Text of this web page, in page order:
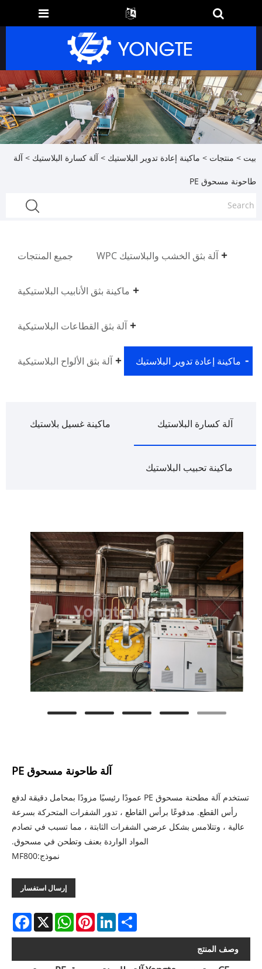
بيت > منتجات > ماكينة إعادة تدوير البلاستيك > آلة كسارة البلاستيك > آلة
طاحونة مسحوق PE
جميع المنتجات آلة بثق الخشب والبلاستيك WPC
ماكينة بثق الأنابيب البلاستيكية
آلة بثق القطاعات البلاستيكية
آلة بثق الألواح البلاستيكية ماكينة إعادة تدوير البلاستيك
آلة كسارة البلاستيك ماكينة غسيل بلاستيك
ماكينة تحبيب البلاستيك
آلة طاحونة مسحوق PE
تستخدم آلة مطحنة مسحوق PE عمودًا رئيسيًا مزودًا بمحامل دقيقة لدفع
رأس القطع. مدفوعًا برأس القاطع ، تدور الشفرات المتحركة بسرعة
عالية ، وتتلامس بشكل عرضي الشفرات الثابتة ، مما تسبب في تصادم
المواد الواردة بعنف وتطحن في مسحوق.
نموذج:MF800
إرسال استفسار
X
WhatsAppPinterestLinkedInShare
وصف المنتج